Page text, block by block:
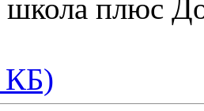
школа плюс
КБ)